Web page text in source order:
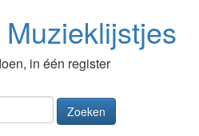
in één register
Zoeken